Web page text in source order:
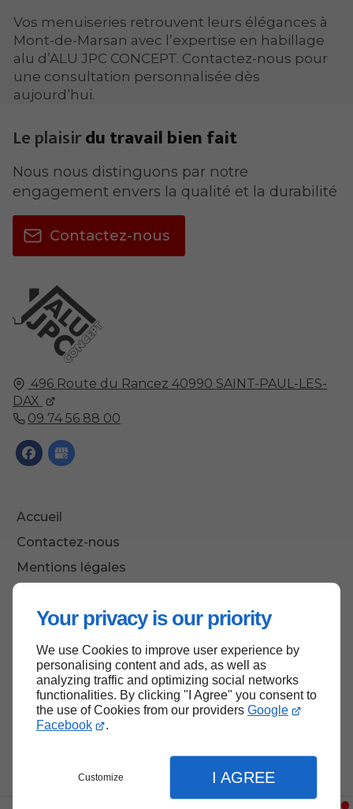
Your privacy is our priority
We use Cookies to improve user experience by
personalising content and ads, as well as
analyzing traffic and optimizing social networks
functionalities. By clicking "I Agree" you consent to
the use of Cookies from our providers Google
Facebook
.
Customize I AGREE
Vos menuiseries retrouvent leurs élégances à
Mont-de-Marsan avec l’expertise en habillage
alu d’ALU JPC CONCEPT. Contactez-nous pour
une consultation personnalisée dès
aujourd’hui.
496 Route du Rancez 40990 SAINT-PAUL-LES-
DAX
09 74 56 88 00
Accueil
Contactez-nous
Mentions légales
Le plaisirdu travail bien fait
Nous nous distinguons par notre
engagement envers la qualité et la durabilité
Contactez-nous
Haut de page